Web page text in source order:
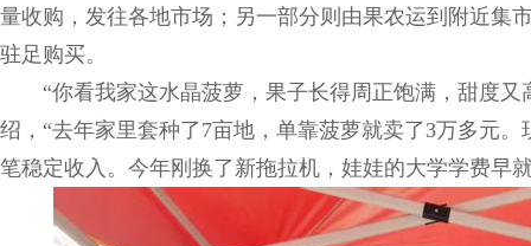
量收购，发往各地市场；另一部分则由果农运到附近集
驻足购买。
“你看我家这水晶菠萝，果子长得周正饱满，甜度
绍，“去年家里套种了7亩地，单靠菠萝就卖了3万多元
笔稳定收入。今年刚换了新拖拉机，娃娃的大学学费早